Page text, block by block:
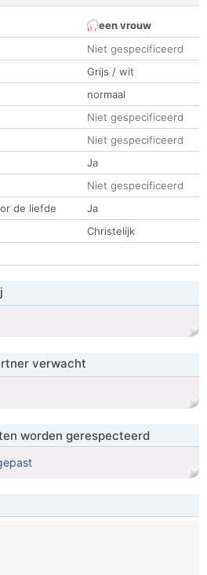
een vrouw
Niet gespecificeerd
Grijs / wit
normaal
Niet gespecificeerd
Niet gespecificeerd
Ja
Niet gespecificeerd
de liefde
Ja
Christelijk
verwacht
worden gerespecteerd